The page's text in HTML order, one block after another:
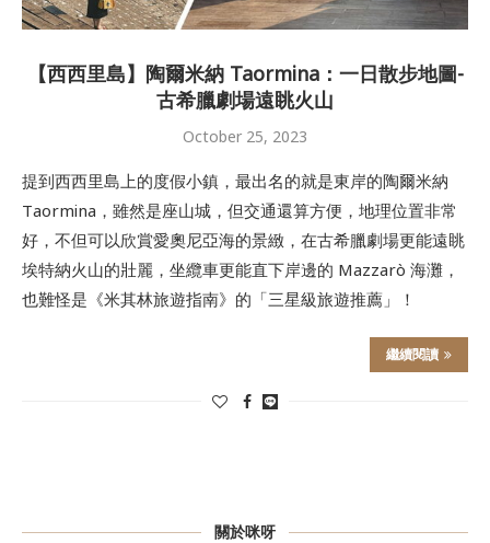
【西西里島】陶爾米納 Taormina：一日散步地圖-
古希臘劇場遠眺火山
October 25, 2023
提到西西里島上的度假小鎮，最出名的就是東岸的陶爾米納
Taormina，雖然是座山城，但交通還算方便，地理位置非常
好，不但可以欣賞愛奧尼亞海的景緻，在古希臘劇場更能遠眺
埃特納火山的壯麗，坐纜車更能直下岸邊的 Mazzarò 海灘，
也難怪是《米其林旅遊指南》的「三星級旅遊推薦」！
繼續閱讀
關於咪呀